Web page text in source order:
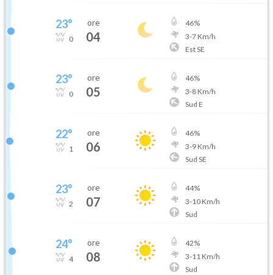
23°
0
ore
04
46%
3-7Km/h
Est SE
23°
0
ore
05
46%
3-8Km/h
Sud E
22°
1
ore
06
46%
3-9Km/h
Sud SE
23°
2
ore
07
44%
3-10Km/h
Sud
24°
4
ore
08
42%
3-11 Km/h
Sud